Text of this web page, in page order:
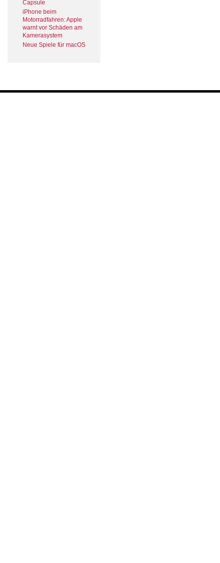
Capsule
iPhone beim
Motorradfahren: Apple
warnt vor Schäden am
Kamerasystem
Neue Spiele für macOS